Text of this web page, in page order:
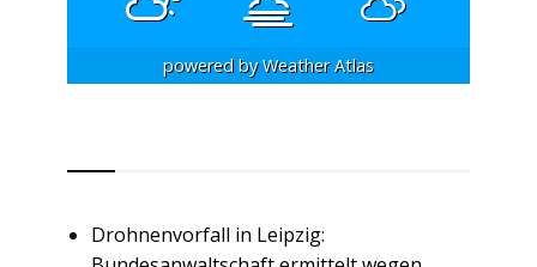
powered byWeather Atlas
Drohnenvorfall in Leipzig: